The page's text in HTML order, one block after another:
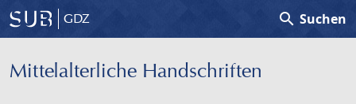
GDZ search Suchen
Mittelalterliche Handschriften